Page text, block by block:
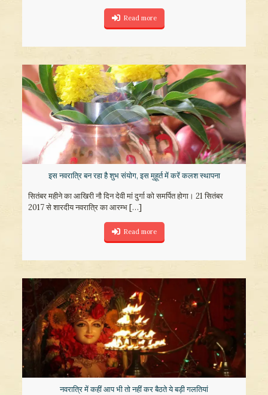
Read more
इस नवरात्रि बन रहा है शुभ संयोग, इस मुहूर्त में करें कलश स्थापना
सितंबर महीने का आखिरी नौ दिन देवी मां दुर्गा को समर्पित होगा। 21 सितंबर
2017 से शारदीय नवरात्रि का आरम्भ[…]
Read more
नवरात्रि में कहीं आप भी तो नहीं कर बैठते ये बड़ी गलतियां